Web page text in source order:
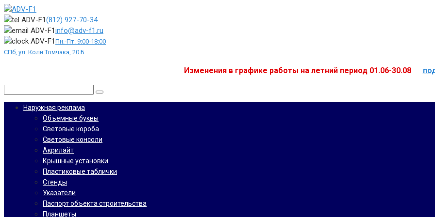
Перейти
к
контенту
(812) 927-70-34
info@adv-f1.ru
Пн.-Пт. 9:00-18:00
СПб, ул. Коли Томчака, 20 Б
Изменения в графике работы на летний период 01.06-30.08
Наружная реклама
Объемные буквы
Световые короба
Световые консоли
Акрилайт
Крышные установки
Пластиковые таблички
Стенды
Указатели
Паспорт объекта строительства
Планшеты